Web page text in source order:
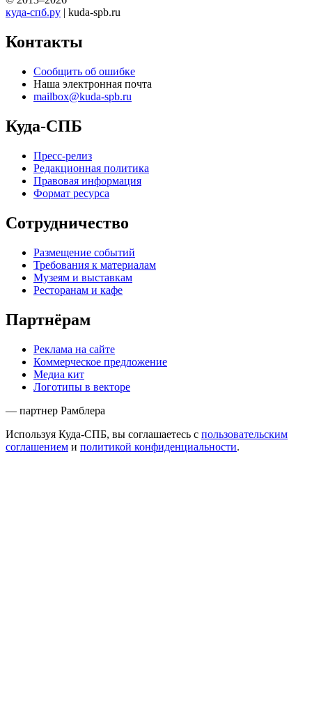
куда-спб.ру | kuda-spb.ru
Контакты
Сообщить об ошибке
Наша электронная почта
mailbox@kuda-spb.ru
Куда-СПБ
Пресс-релиз
Редакционная политика
Правовая информация
Формат ресурса
Сотрудничество
Размещение событий
Требования к материалам
Музеям и выставкам
Ресторанам и кафе
Партнёрам
Реклама на сайте
Коммерческое предложение
Медиа кит
Логотипы в векторе
— партнер Рамблера
Используя Куда-СПБ, вы соглашаетесь с пользовательским
соглашением и политикой конфиденциальности.